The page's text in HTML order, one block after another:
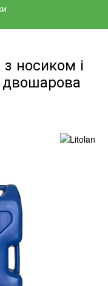
носиком і